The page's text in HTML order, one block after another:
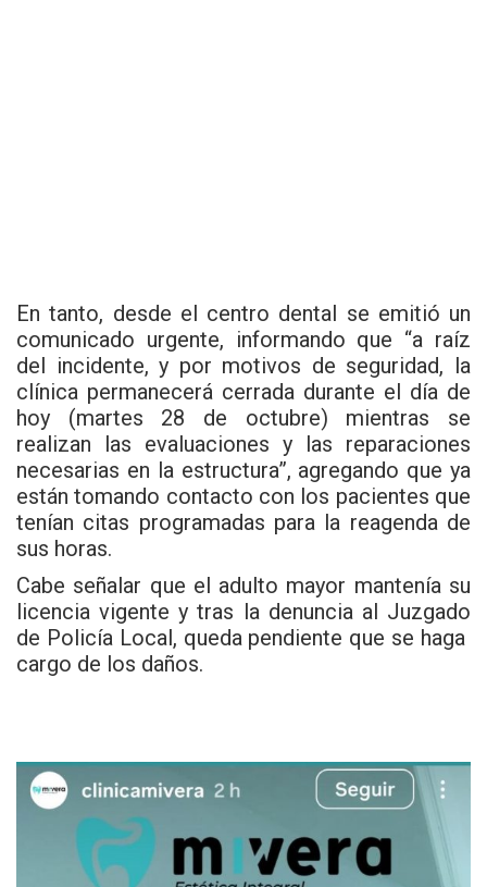
En tanto, desde el centro dental se emitió un
comunicado urgente, informando que “a raíz
del incidente, y por motivos de seguridad, la
clínica permanecerá cerrada durante el día de
hoy (martes 28 de octubre) mientras se
realizan las evaluaciones y las reparaciones
necesarias en la estructura”, agregando que ya
están tomando contacto con los pacientes que
tenían citas programadas para la reagenda de
sus horas.
Cabe señalar que el adulto mayor mantenía su
licencia vigente y tras la denuncia al Juzgado
de Policía Local, queda pendiente que se haga
cargo de los daños.